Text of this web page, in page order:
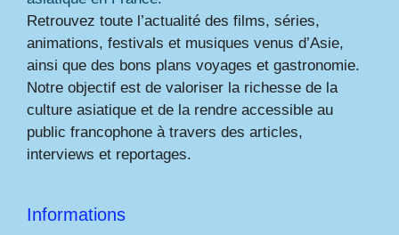
Retrouvez toute l’actualité des films, séries,
animations, festivals et musiques venus d’Asie,
ainsi que des bons plans voyages et gastronomie.
Notre objectif est de valoriser la richesse de la
culture asiatique et de la rendre accessible au
public francophone à travers des articles,
interviews et reportages.
Informations